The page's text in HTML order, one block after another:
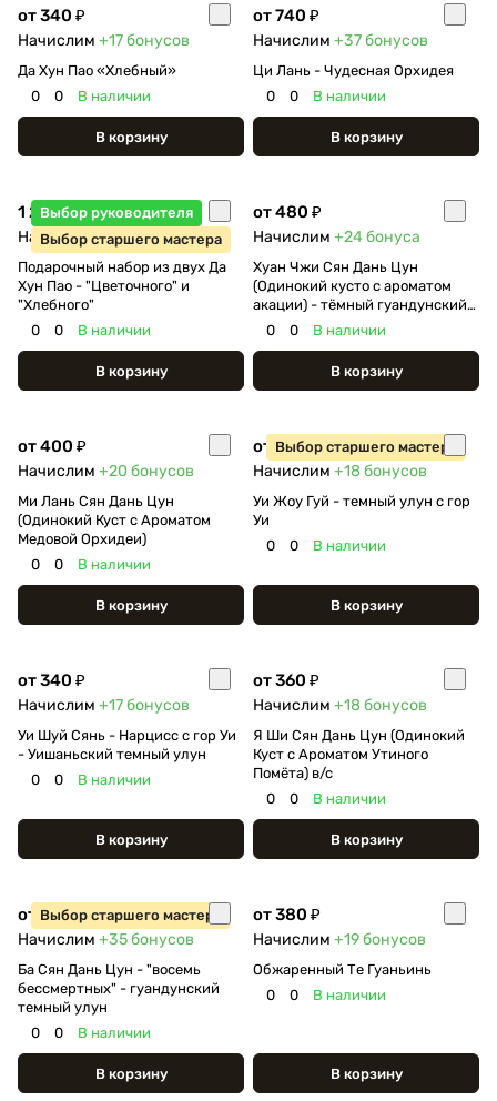
от 340 ₽
Начислим +17бонусов
Да Хун Пао «Хлебный»
0
0 В наличии
В корзину
от 740 ₽
Начислим +37бонусов
Ци Лань - Чудесная Орхидея
0
0 В наличии
В корзину
Выбор руководителя
Выбор старшего мастера
1 250 ₽
Начислим+62 бонуса
Подарочный набор из двух Да
Хун Пао - "Цветочного" и
"Хлебного"
0
0 В наличии
В корзину
от 480 ₽
Начислим +24бонуса
Хуан Чжи Сян Дань Цун
(Одинокий кусто с ароматом
акации) - тёмный гуандунский
улун
0 0 В наличии
В корзину
от 400 ₽
Начислим +20 бонусов
Ми Лань Сян Дань Цун
(Одинокий Куст с Ароматом
Медовой Орхидеи)
0
0 В наличии
В корзину
Выбор старшего мастера
от 360 ₽
Начислим +18бонусов
Уи Жоу Гуй - темный улун с гор
Уи
0
0 В наличии
В корзину
от 340 ₽
Начислим +17бонусов
Уи Шуй Сянь - Нарцисс с гор Уи
- Уишаньский темный улун
0
0 В наличии
В корзину
от 360 ₽
Начислим +18бонусов
Я Ши Сян Дань Цун (Одинокий
Куст с Ароматом Утиного
Помёта) в/с
0
0 В наличии
В корзину
Выбор старшего мастера
от 700 ₽
Начислим +35бонусов
Ба Сян Дань Цун - "восемь
бессмертных" - гуандунский
темный улун
0
0 В наличии
В корзину
от 380 ₽
Начислим +19бонусов
Обжаренный Те Гуаньинь
0
0 В наличии
В корзину